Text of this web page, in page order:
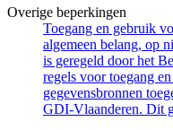
Overige beperkingen
Toegang en gebruik
algemeen belang, op
is geregeld door het
regels voor toegang
gegevensbronnen
GDI-Vlaanderen. Dit